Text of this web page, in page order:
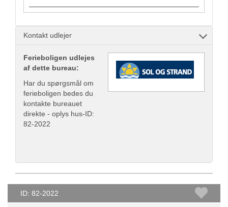
Kontakt udlejer
Ferieboligen udlejes
af dette bureau:
Har du spørgsmål om
ferieboligen bedes du
kontakte bureauet
direkte - oplys hus-ID:
82-2022
ID: 82-2022